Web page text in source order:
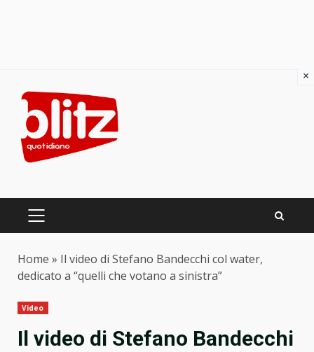
content
PRIMARY
Home » Il video di Stefano Bandecchi col water,
dedicato a “quelli che votano a sinistra”
Video
Il video di Stefano Bandecchi
×